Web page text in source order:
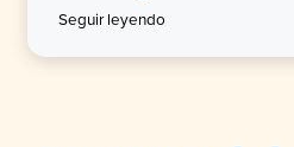
Seguir leyendo